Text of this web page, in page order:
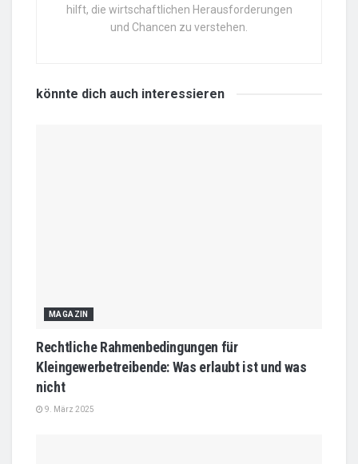
hilft, die wirtschaftlichen Herausforderungen
und Chancen zu verstehen.
könnte dich auch interessieren
MAGAZIN
Rechtliche Rahmenbedingungen für
Kleingewerbetreibende: Was erlaubt ist und was
nicht
9. März 2025